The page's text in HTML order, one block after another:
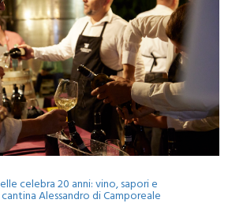
celebra 20 anni: vino, sapori e